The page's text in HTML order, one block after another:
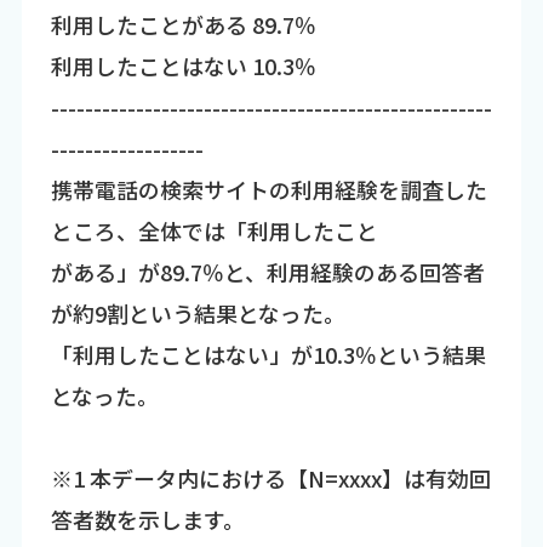
利用したことがある 89.7％
利用したことはない 10.3％
----------------------------------------------------
------------------
携帯電話の検索サイトの利用経験を調査した
ところ、全体では「利用したこと
がある」が89.7％と、利用経験のある回答者
が約9割という結果となった。
「利用したことはない」が10.3％という結果
となった。
※1 本データ内における【N=xxxx】は有効回
答者数を示します。